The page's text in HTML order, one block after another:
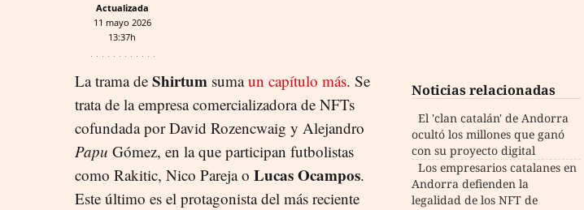
Actualizada
11 mayo 2026
13:37h
Noticias relacionadas
El 'clan catalán' de Andorra
ocultó los millones que ganó
con su proyecto digital
Los empresarios catalanes en
Andorra defienden la
legalidad de los NFT de
La trama de Shirtum sumaun capítulo más. Se
trata de la empresa comercializadora de NFTs
cofundada por David Rozencwaig y Alejandro
Papu Gómez, en la que participan futbolistas
como Rakitic, Nico Pareja o Lucas Ocampos.
Este último es el protagonista del más reciente